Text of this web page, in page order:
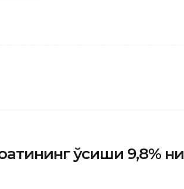
ўсиши 9,8% ни